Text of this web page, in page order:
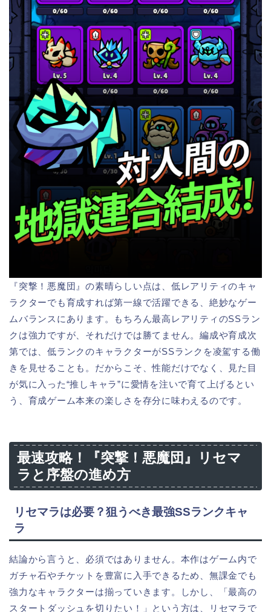
『突撃！悪魔団』の素晴らしい点は、低レアリティのキャ
ラクターでも育成すれば第一線で活躍できる、絶妙なゲー
ムバランスにあります。もちろん最高レアリティのSSラン
クは強力ですが、それだけでは勝てません。編成や育成次
第では、低ランクのキャラクターがSSランクを凌駕する働
きを見せることも。だからこそ、性能だけでなく、見た目
が気に入った“推しキャラ”に愛情を注いで育て上げるとい
う、育成ゲーム本来の楽しさを存分に味わえるのです。
最速攻略！『突撃！悪魔団』リセマ
ラと序盤の進め方
リセマラは必要？狙うべき最強SSランクキャ
ラ
結論から言うと、必須ではありません。本作はゲーム内で
ガチャ石やチケットを豊富に入手できるため、無課金でも
強力なキャラクターは揃っていきます。しかし、「最高の
スタートダッシュを切りたい！」という方は、リセマラで